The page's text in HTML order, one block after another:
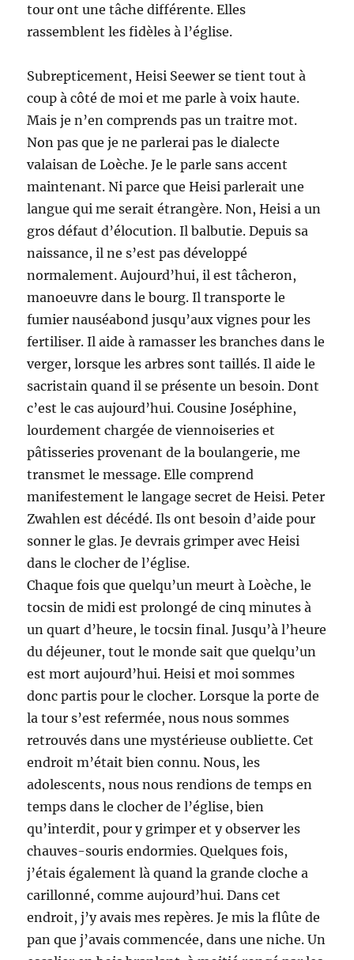
tour ont une tâche différente. Elles
rassemblent les fidèles à l’église.
Subrepticement, Heisi Seewer se tient tout à
coup à côté de moi et me parle à voix haute.
Mais je n’en comprends pas un traitre mot.
Non pas que je ne parlerai pas le dialecte
valaisan de Loèche. Je le parle sans accent
maintenant. Ni parce que Heisi parlerait une
langue qui me serait étrangère. Non, Heisi a un
gros défaut d’élocution. Il balbutie. Depuis sa
naissance, il ne s’est pas développé
normalement. Aujourd’hui, il est tâcheron,
manoeuvre dans le bourg. Il transporte le
fumier nauséabond jusqu’aux vignes pour les
fertiliser. Il aide à ramasser les branches dans le
verger, lorsque les arbres sont taillés. Il aide le
sacristain quand il se présente un besoin. Dont
c’est le cas aujourd’hui. Cousine Joséphine,
lourdement chargée de viennoiseries et
pâtisseries provenant de la boulangerie, me
transmet le message. Elle comprend
manifestement le langage secret de Heisi. Peter
Zwahlen est décédé. Ils ont besoin d’aide pour
sonner le glas. Je devrais grimper avec Heisi
dans le clocher de l’église.
Chaque fois que quelqu’un meurt à Loèche, le
tocsin de midi est prolongé de cinq minutes à
un quart d’heure, le tocsin final. Jusqu’à l’heure
du déjeuner, tout le monde sait que quelqu’un
est mort aujourd’hui. Heisi et moi sommes
donc partis pour le clocher. Lorsque la porte de
la tour s’est refermée, nous nous sommes
retrouvés dans une mystérieuse oubliette. Cet
endroit m’était bien connu. Nous, les
adolescents, nous nous rendions de temps en
temps dans le clocher de l’église, bien
qu’interdit, pour y grimper et y observer les
chauves-souris endormies. Quelques fois,
j’étais également là quand la grande cloche a
carillonné, comme aujourd’hui. Dans cet
endroit, j’y avais mes repères. Je mis la flûte de
pan que j’avais commencée, dans une niche. Un